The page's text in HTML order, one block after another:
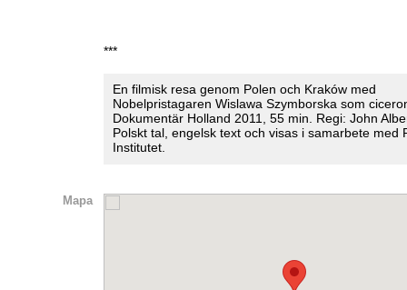
***
En filmisk resa genom Polen och Kraków med
Nobelpristagaren Wislawa Szymborska som
Dokumentär Holland 2011, 55 min. Regi: John
Polskt tal, engelsk text och visas i samarbete med
Institutet.
Mapa